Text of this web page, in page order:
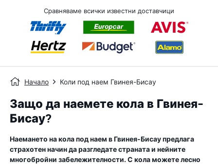
Сравняваме всички известни доставчици
Начало Коли под наем Гвинея-Бисау
Защо да наемете кола в Гвинея-
Бисау?
Наемането на кола под наем в Гвинея-Бисау предлага
страхотен начин да разгледате страната и нейните
многобройни забележителности. С кола можете лесно